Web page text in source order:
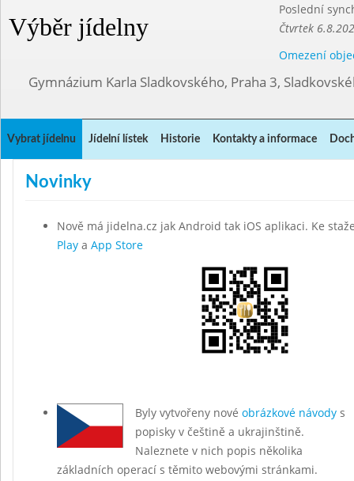
Výběr jídelny
Poslední
Čtvrtek
Omezení
Gymnázium Karla Sladkovského, Praha 3,
Vybrat jídelnu Jídelní lístek Historie Kontakty a informace
Novinky
Nově má jidelna.cz jak Android tak iOS aplikaci. Ke
Play a App Store
Byly vytvořeny nové obrázkové návodys
popisky v češtině a ukrajinštině.
Naleznete v nich popis několika
základních operací s těmito webovými stránkami.